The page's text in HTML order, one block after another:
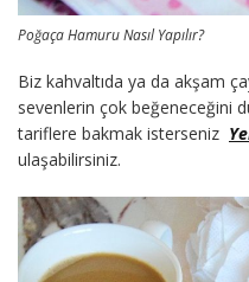
Poğaça Hamuru Nasıl Yapılır?
Biz kahvaltıda ya da akşam
sevenlerin çok beğeneceğini
tariflere bakmak isterseniz
ulaşabilirsiniz.